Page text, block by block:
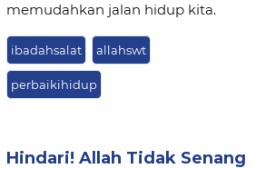
memudahkan jalan hidup kita.
ibadahsalat allahswt
perbaikihidup
Hindari! Allah Tidak Senang